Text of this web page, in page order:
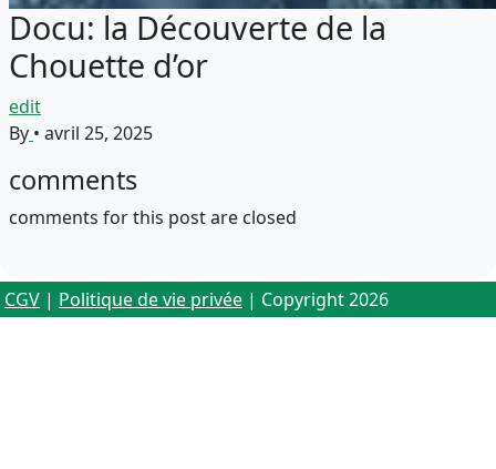
Docu: la Découverte de la
Chouette d’or
edit
By • avril 25, 2025
comments
comments for this post are closed
CGV | Politique de vie privée | Copyright 2026